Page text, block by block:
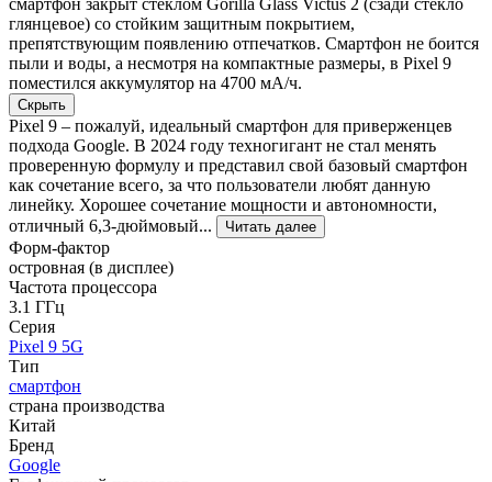
глянцевое) со стойким защитным покрытием,
препятствующим появлению отпечатков. Смартфон не боится
пыли и воды, а несмотря на компактные размеры, в Pixel 9
поместился аккумулятор на 4700 мА/ч.
Скрыть
Pixel 9 – пожалуй, идеальный смартфон для приверженцев
подхода Google. В 2024 году техногигант не стал менять
проверенную формулу и представил свой базовый смартфон
как сочетание всего, за что пользователи любят данную
линейку. Хорошее сочетание мощности и автономности,
отличный 6,3-дюймовый...
Читать далее
Форм-фактор
островная (в дисплее)
Частота процессора
3.1 ГГц
Серия
Pixel 9 5G
Тип
смартфон
страна производства
Китай
Бренд
Google